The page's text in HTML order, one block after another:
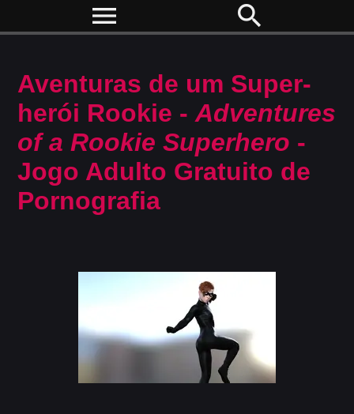
menu search
Aventuras de um Super-
herói Rookie -Adventures
of a Rookie Superhero -
Jogo Adulto Gratuito de
Pornografia